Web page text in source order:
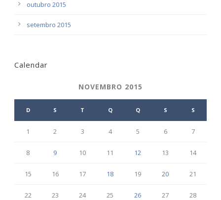
outubro 2015
setembro 2015
Calendar
NOVEMBRO 2015
D S T Q Q S S
1 2 3 4 5 6 7
8 9 10 11 12 13 14
15 16 17 18 19 20 21
22 23 24 25 26 27 28